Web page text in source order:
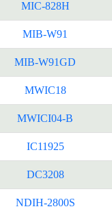
MIC-828H
MIB-W91
MIB-W91GD
MWIC18
MWICI04-B
IC11925
DC3208
NDIH-2800S